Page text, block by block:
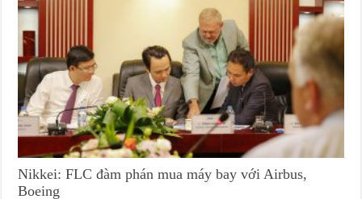
Nikkei: FLC đàm phán mua máy bay với Airbus,
Boeing